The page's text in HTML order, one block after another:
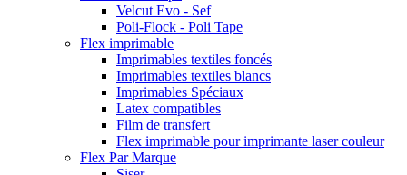
Velcut Evo - Sef
Poli-Flock - Poli Tape
Flex imprimable
Imprimables textiles foncés
Imprimables textiles blancs
Imprimables Spéciaux
Latex compatibles
Film de transfert
Flex imprimable pour imprimante laser couleur
Flex Par Marque